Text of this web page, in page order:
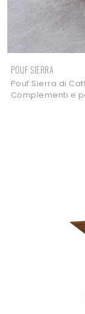
POUF SIERRA
Pouf Sierra di
Complementi e